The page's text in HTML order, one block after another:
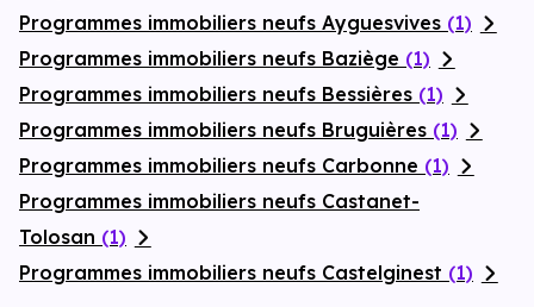
Programmes immobiliers neufs Ayguesvives (1)
Programmes immobiliers neufs Baziège (1)
Programmes immobiliers neufs Bessières (1)
Programmes immobiliers neufs Bruguières (1)
Programmes immobiliers neufs Carbonne (1)
Programmes immobiliers neufs Castanet-
Tolosan (1)
Programmes immobiliers neufs Castelginest (1)